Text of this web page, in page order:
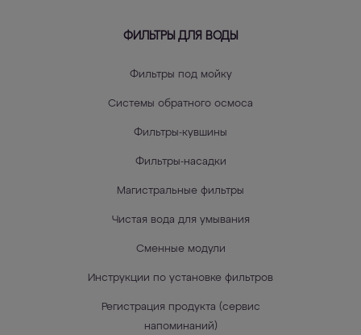
ФИЛЬТРЫ ДЛЯ ВОДЫ
Фильтры под мойку
Системы обратного осмоса
Фильтры-кувшины
Фильтры-насадки
Магистральные фильтры
Чистая вода для умывания
Сменные модули
Инструкции по установке фильтров
Регистрация продукта (сервис
напоминаний)